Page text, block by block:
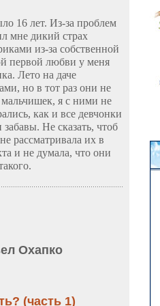
16 лет. Из-за проблем
мне дикий страх
из-за собственной
первой любви у меня
Лето на даче
но в тот раз они не
я с ними не
как и все девчонки
Не сказать, чтоб
рассматривала их в
и не думала, что они
Охапко
(часть 1)